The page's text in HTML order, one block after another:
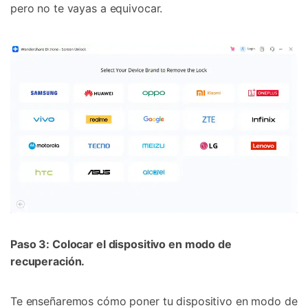
pero no te vayas a equivocar.
Paso 3: Colocar el dispositivo en modo de
recuperación.
Te enseñaremos cómo poner tu dispositivo en modo de